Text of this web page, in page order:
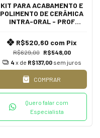
KIT PARA ACABAMENTO E
POLIMENTO DE CERÂMICA
INTRA-ORAL - PROF
R$629,00 R$548,00
R$520,60 com Pix
4 x de R$137,00 sem juros
COMPRAR
Quero falar com
Especialista